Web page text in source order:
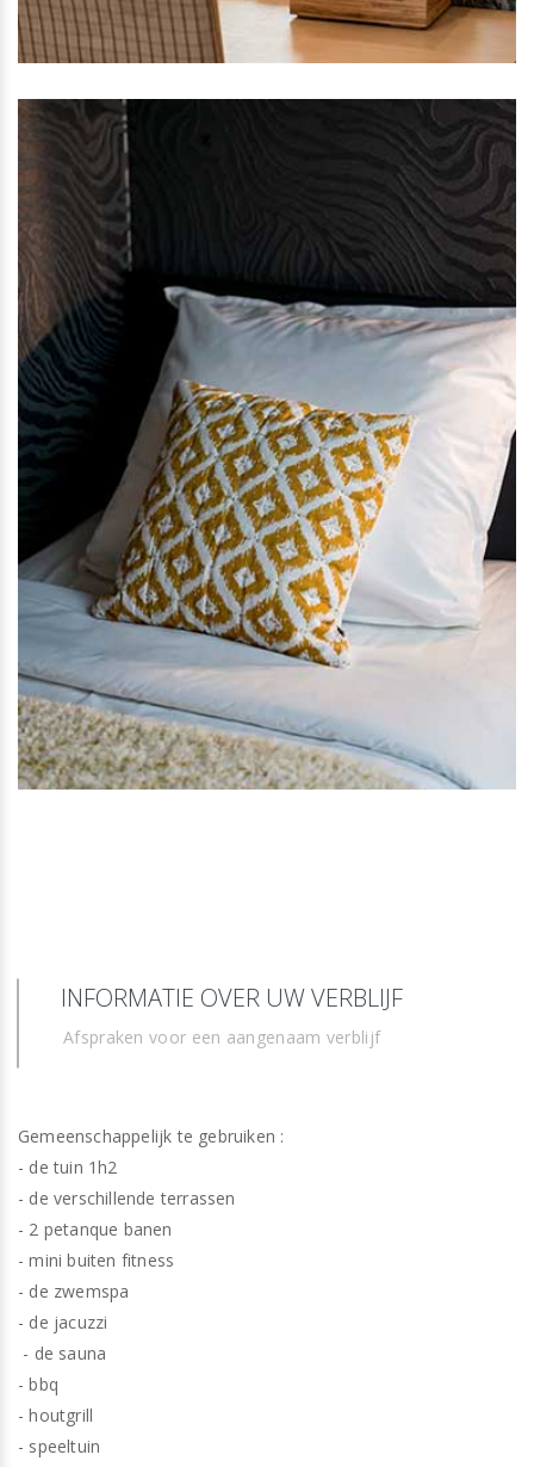
INFORMATIE OVER UW VERBLIJF
Afspraken voor een aangenaam verblijf
Gemeenschappelijk te gebruiken :
- de tuin 1h2
- de verschillende terrassen
- 2 petanque banen
- mini buiten fitness
- de zwemspa
- de jacuzzi
- de sauna
- bbq
- houtgrill
- speeltuin